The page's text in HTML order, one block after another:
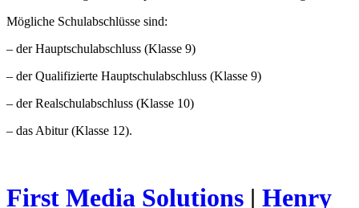
Mögliche Schulabschlüsse sind:
– der Hauptschulabschluss (Klasse 9)
– der Qualifizierte Hauptschulabschluss (Klasse 9)
– der Realschulabschluss (Klasse 10)
– das Abitur (Klasse 12).
First Media Solutions | Henry